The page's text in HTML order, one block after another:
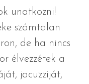
unatkozni!
számtalan
de ha nincs
élvezzétek a
jacuzziját,